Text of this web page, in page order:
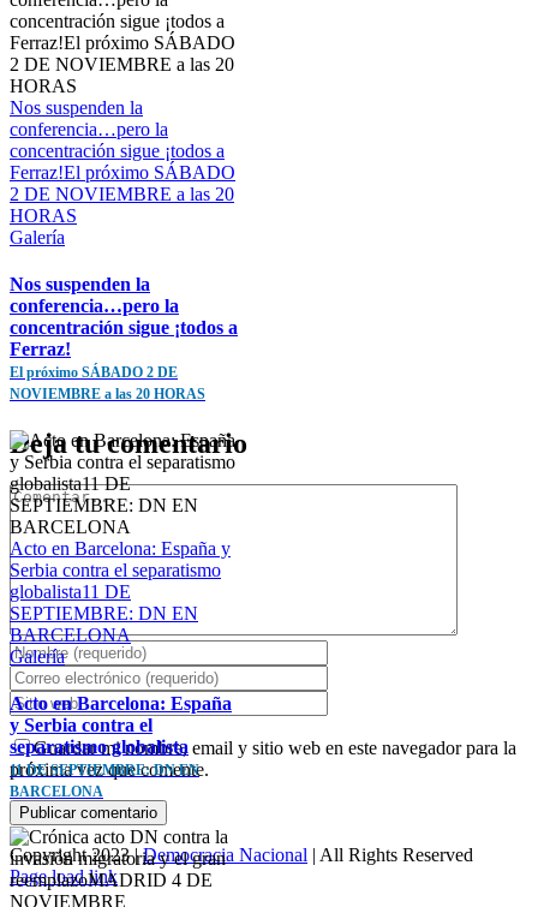
Nos suspenden la
conferencia…pero la
concentración sigue ¡todos a
Ferraz!El próximo SÁBADO
2 DE NOVIEMBRE a las 20
HORAS
Galería
Nos suspenden la
conferencia…pero la
concentración sigue ¡todos a
Ferraz!
El próximo SÁBADO 2 DE
NOVIEMBRE a las 20 HORAS
Acto en Barcelona: España y
Serbia contra el separatismo
globalista11 DE
SEPTIEMBRE: DN EN
BARCELONA
Galería
Acto en Barcelona: España
y Serbia contra el
separatismo globalista
11 DE SEPTIEMBRE: DN EN
BARCELONA
Deja tu comentario
Comentar
Guardar mi nombre, email y sitio web en este navegador para la
próxima vez que comente.
Copyright 2023 |Democracia Nacional | All Rights Reserved
Facebook
Twitter
Instagram
Page load link